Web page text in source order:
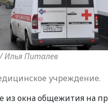
Питалев
учреждение.
из окна общежития на